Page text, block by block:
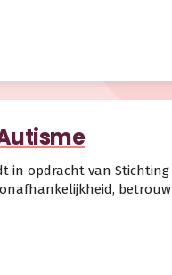
in opdracht van Stichting